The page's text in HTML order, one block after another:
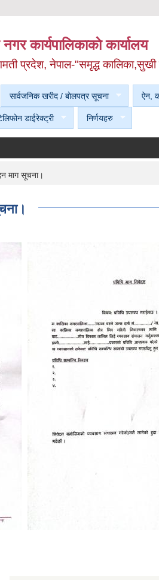
कार्यपालिकाकाे कार्यालय
प्रदेश, नेपाल-"समृद्ध कालिका,सुखी
सार्वजनिक खरीद / बाेलपत्र सूचना ऐन,
डाईरेक्ट्री निर्णयहरु
माग सूचना।